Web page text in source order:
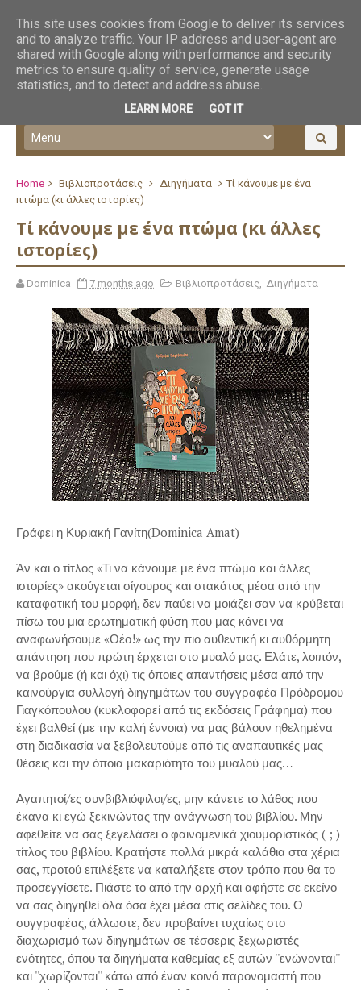
Home Βιβλιοπροτάσεις Διηγήματα
Τί κάνουμε με ένα
πτώμα (κι άλλες ιστορίες)
Τί κάνουμε με ένα πτώμα (κι άλλες
ιστορίες)
Dominica 7 months ago Βιβλιοπροτάσεις, Διηγήματα
Γράφει η Κυριακή Γανίτη(Dominica Amat)
Άν και ο τίτλος «Τι να κάνουμε με ένα πτώμα και άλλες
ιστορίες» ακούγεται σίγουρος και στακάτος μέσα από την
καταφατική του μορφή, δεν παύει να μοιάζει σαν να κρύβεται
πίσω του μια ερωτηματική φύση που μας κάνει να
αναφωνήσουμε «Οέο!» ως την πιο αυθεντική κι αυθόρμητη
απάντηση που πρώτη έρχεται στο μυαλό μας. Ελάτε, λοιπόν,
να βρούμε (ή και όχι) τις όποιες απαντήσεις μέσα από την
καινούργια συλλογή διηγημάτων του συγγραφέα Πρόδρομου
Γιαγκόπουλου (κυκλοφορεί από τις εκδόσεις Γράφημα) που
έχει βαλθεί (με την καλή έννοια) να μας βάλουν ηθελημένα
στη διαδικασία να ξεβολευτούμε από τις αναπαυτικές μας
θέσεις και την όποια μακαριότητα του μυαλού μας…
Αγαπητοί/ες συνβιβλιόφιλοι/ες, μην κάνετε το λάθος που
έκανα κι εγώ ξεκινώντας την ανάγνωση του βιβλίου. Μην
αφεθείτε να σας ξεγελάσει ο φαινομενικά χιουμοριστικός ( ; )
τίτλος του βιβλίου. Κρατήστε πολλά μικρά καλάθια στα χέρια
σας, προτού επιλέξετε να καταλήξετε στον τρόπο που θα το
προσεγγίσετε. Πιάστε το από την αρχή και αφήστε σε εκείνο
να σας διηγηθεί όλα όσα έχει μέσα στις σελίδες του. Ο
συγγραφέας, άλλωστε, δεν προβαίνει τυχαίως στο
διαχωρισμό των διηγημάτων σε τέσσερις ξεχωριστές
ενότητες, όπου τα διηγήματα καθεμίας εξ αυτών ''ενώνονται''
και ''χωρίζονται'' κάτω από έναν κοινό παρονομαστή που
This site uses cookies from Google to deliver its services
and to analyze traffic. Your IP address and user-agent are
shared with Google along with performance and security
metrics to ensure quality of service, generate usage
statistics, and to detect and address abuse.
LEARN MORE GOT IT